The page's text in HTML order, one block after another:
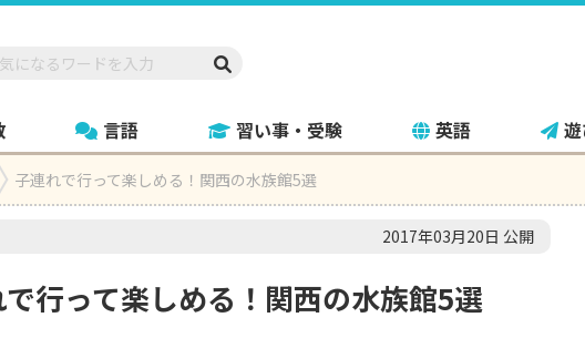
言語 習い事・受験 英語
子連れで行って楽しめる！関西の水族館5選
2017年03月20日 公開
行って楽しめる！関西の水族館5選